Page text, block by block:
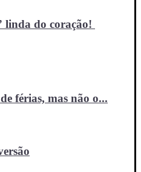
linda do coração!
férias, mas não o...